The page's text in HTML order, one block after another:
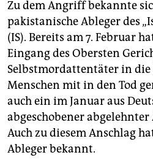
Zu dem Angriff bekannte
pakistanische Ableger des
(IS). Bereits am 7. Februar
Eingang des Obersten
Selbstmordattentäter in die
Menschen mit in den Tod
auch ein im Januar aus
abgeschobener
Auch zu diesem Anschlag
Ableger bekannt.